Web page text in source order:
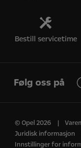
Bestill servicetime
Følg oss på
© Opel 2026
Juridisk informasjon
Innstillinger for